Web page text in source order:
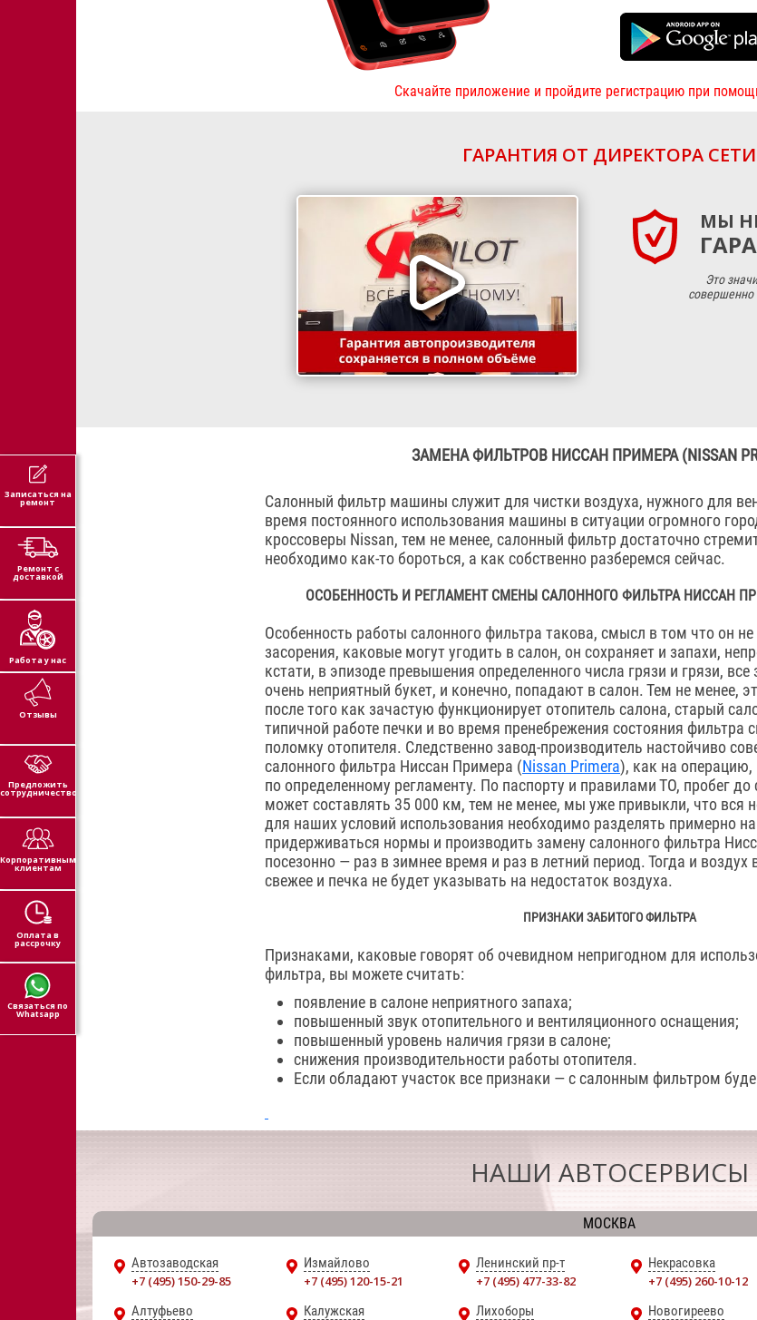
Скачайте приложение и пройдите регистрацию при
ГАРАНТИЯ ОТ ДИРЕКТОРА СЕТИ
МЫ
Это
совершенно
ЗАМЕНА ФИЛЬТРОВ НИССАН ПРИМЕРА (NISSAN
Салонный фильтр машины служит для чистки воздуха, нужного для
время постоянного использования машины в ситуации огромного
кроссоверы Nissan, тем не менее, салонный фильтр достаточно
необходимо как-то бороться, а как собственно разберемся сейчас.
ОСОБЕННОСТЬ И РЕГЛАМЕНТ СМЕНЫ САЛОННОГО ФИЛЬТРА НИССАН
Особенность работы салонного фильтра такова, смысл в том что он
засорения, каковые могут угодить в салон, он сохраняет и запахи,
кстати, в эпизоде превышения определенного числа грязи и грязи,
очень неприятный букет, и конечно, попадают в салон. Тем не менее,
после того как зачастую функционирует отопитель салона, старый
типичной работе печки и во время пренебрежения состояния фильтра
поломку отопителя. Следственно завод-производитель настойчиво
салонного фильтра Ниссан Примера (Nissan Primera), как на операцию,
по определенному регламенту. По паспорту и правилами ТО, пробег
может составлять 35 000 км, тем не менее, мы уже привыкли, что вся
для наших условий использования необходимо разделять примерно
придерживаться нормы и производить замену салонного фильтра
посезонно — раз в зимнее время и раз в летний период. Тогда и воздух
свежее и печка не будет указывать на недостаток воздуха.
ПРИЗНАКИ ЗАБИТОГО ФИЛЬТРА
Признаками, каковые говорят об очевидном непригодном для
фильтра, вы можете считать:
появление в салоне неприятного запаха;
повышенный звук отопительного и вентиляционного оснащения;
повышенный уровень наличия грязи в салоне;
снижения производительности работы отопителя.
Если обладают участок все признаки — с салонным фильтром
НАШИ АВТОСЕРВИСЫ
МОСКВА
Автозаводская
+7 (495) 150-29-85
Измайлово
+7 (495) 120-15-21
Ленинский пр-т
+7 (495) 477-33-82
Некрасовка
+7 (495) 260-10-12
Алтуфьево
Калужская
Лихоборы
Новогиреево
Записаться на
ремонт
Ремонт с
доставкой
Работа у нас
Отзывы
Предложить
сотрудничество
Корпоративным
клиентам
Оплата в
рассрочку
Связаться по
Whatsapp